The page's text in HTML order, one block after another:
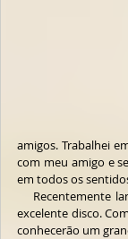
amigos. Trabalhei
com meu amigo e
em todos os
Recentemente
excelente disco.
conhecerão um